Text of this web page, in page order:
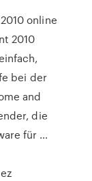
online
2010
bei der
and
die
für …